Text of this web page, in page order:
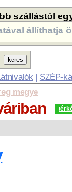
szállástól
állíthatja
| SZÉP-
megye